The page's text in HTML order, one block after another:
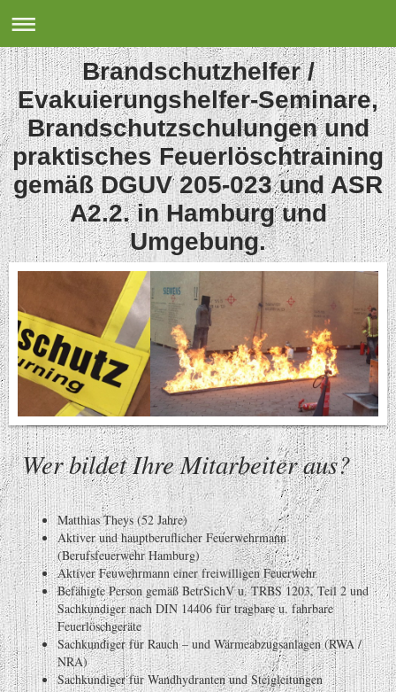
Brandschutzhelfer /
Evakuierungshelfer-Seminare,
Brandschutzschulungen und
praktisches Feuerlöschtraining
gemäß DGUV 205-023 und ASR
A2.2. in Hamburg und
Umgebung.
Wer bildet Ihre Mitarbeiter aus?
Matthias Theys (52 Jahre)
Aktiver und hauptberuflicher Feuerwehrmann
(Berufsfeuerwehr Hamburg)
Aktiver Feuwehrmann einer freiwilligen Feuerwehr
Befähigte Person gemäß BetrSichV u. TRBS 1203, Teil 2 und
Sachkundiger nach DIN 14406 für tragbare u. fahrbare
Feuerlöschgeräte
Sachkundiger für Rauch – und Wärmeabzugsanlagen (RWA /
NRA)
Sachkundiger für Wandhydranten und Steigleitungen